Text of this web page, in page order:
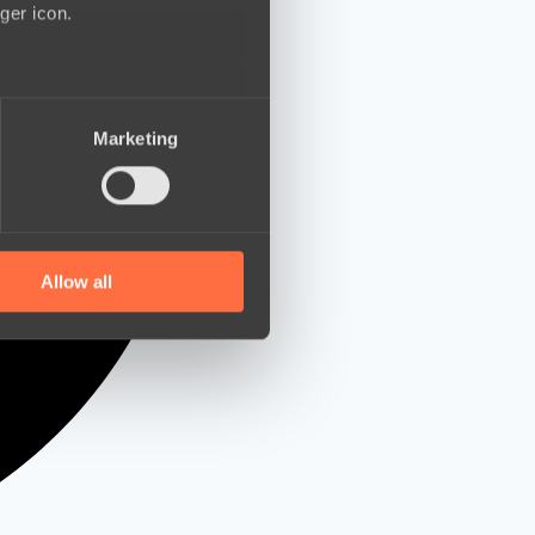
icon.
who may combine it with
Marketing
Allow all